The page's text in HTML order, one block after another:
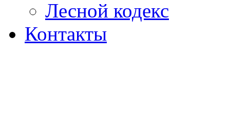
Лесной кодекс
Контакты